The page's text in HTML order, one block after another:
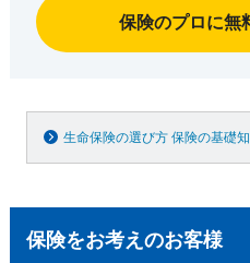
保険のプロに無
生命保険の選び方 保険の基礎
保険をお考えのお客様